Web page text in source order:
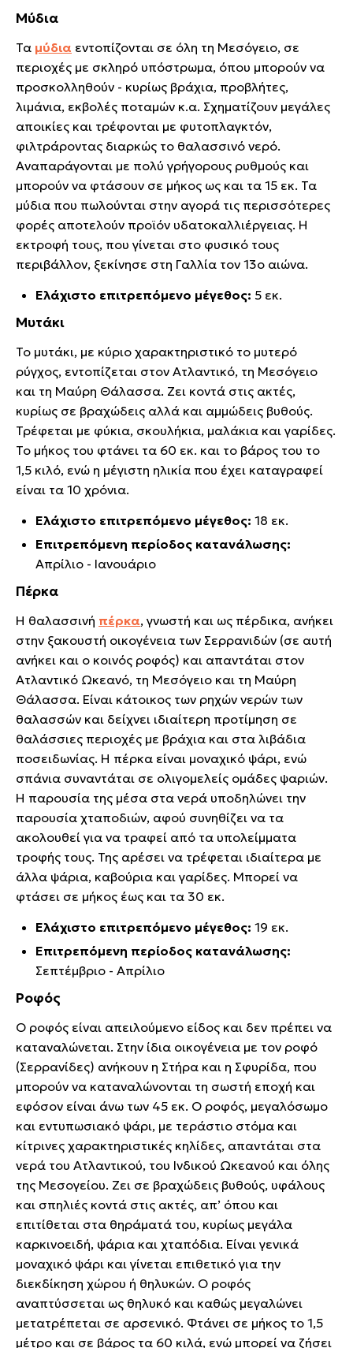
Μύδια
Τα μύδια εντοπίζονται σε όλη τη Μεσόγειο, σε
περιοχές με σκληρό υπόστρωμα, όπου μπορούν να
προσκολληθούν - κυρίως βράχια, προβλήτες,
λιμάνια, εκβολές ποταμών κ.α. Σχηματίζουν μεγάλες
αποικίες και τρέφονται με φυτοπλαγκτόν,
φιλτράροντας διαρκώς το θαλασσινό νερό.
Αναπαράγονται με πολύ γρήγορους ρυθμούς και
μπορούν να φτάσουν σε μήκος ως και τα 15 εκ. Τα
μύδια που πωλούνται στην αγορά τις περισσότερες
φορές αποτελούν προϊόν υδατοκαλλιέργειας. Η
εκτροφή τους, που γίνεται στο φυσικό τους
περιβάλλον, ξεκίνησε στη Γαλλία τον 13ο αιώνα.
Ελάχιστο επιτρεπόμενο μέγεθος: 5 εκ.
Μυτάκι
Το μυτάκι, με κύριο χαρακτηριστικό το μυτερό
ρύγχος, εντοπίζεται στον Ατλαντικό, τη Μεσόγειο
και τη Μαύρη Θάλασσα. Ζει κοντά στις ακτές,
κυρίως σε βραχώδεις αλλά και αμμώδεις βυθούς.
Τρέφεται με φύκια, σκουλήκια, μαλάκια και γαρίδες.
Το μήκος του φτάνει τα 60 εκ. και το βάρος του το
1,5 κιλό, ενώ η μέγιστη ηλικία που έχει καταγραφεί
είναι τα 10 χρόνια.
Ελάχιστο επιτρεπόμενο μέγεθος: 18 εκ.
Επιτρεπόμενη περίοδος κατανάλωσης:
Απρίλιο - Ιανουάριο
Πέρκα
Η θαλασσινή πέρκα, γνωστή και ως πέρδικα, ανήκει
στην ξακουστή οικογένεια των Σερρανιδών (σε αυτή
ανήκει και ο κοινός ροφός) και απαντάται στον
Ατλαντικό Ωκεανό, τη Μεσόγειο και τη Μαύρη
Θάλασσα. Είναι κάτοικος των ρηχών νερών των
θαλασσών και δείχνει ιδιαίτερη προτίμηση σε
θαλάσσιες περιοχές με βράχια και στα λιβάδια
ποσειδωνίας. Η πέρκα είναι μοναχικό ψάρι, ενώ
σπάνια συναντάται σε ολιγομελείς ομάδες ψαριών.
Η παρουσία της μέσα στα νερά υποδηλώνει την
παρουσία χταποδιών, αφού συνηθίζει να τα
ακολουθεί για να τραφεί από τα υπολείμματα
τροφής τους. Της αρέσει να τρέφεται ιδιαίτερα με
άλλα ψάρια, καβούρια και γαρίδες. Μπορεί να
φτάσει σε μήκος έως και τα 30 εκ.
Ελάχιστο επιτρεπόμενο μέγεθος: 19 εκ.
Επιτρεπόμενη περίοδος κατανάλωσης:
Σεπτέμβριο - Απρίλιο
Ροφός
Ο ροφός είναι απειλούμενο είδος και δεν πρέπει να
καταναλώνεται. Στην ίδια οικογένεια με τον ροφό
(Σερρανίδες) ανήκουν η Στήρα και η Σφυρίδα, που
μπορούν να καταναλώνονται τη σωστή εποχή και
εφόσον είναι άνω των 45 εκ. Ο ροφός, μεγαλόσωμο
και εντυπωσιακό ψάρι, με τεράστιο στόμα και
κίτρινες χαρακτηριστικές κηλίδες, απαντάται στα
νερά του Ατλαντικού, του Ινδικού Ωκεανού και όλης
της Μεσογείου. Ζει σε βραχώδεις βυθούς, υφάλους
και σπηλιές κοντά στις ακτές, απ’ όπου και
επιτίθεται στα θηράματά του, κυρίως μεγάλα
καρκινοειδή, ψάρια και χταπόδια. Είναι γενικά
μοναχικό ψάρι και γίνεται επιθετικό για την
διεκδίκηση χώρου ή θηλυκών. Ο ροφός
αναπτύσσεται ως θηλυκό και καθώς μεγαλώνει
μετατρέπεται σε αρσενικό. Φτάνει σε μήκος το 1,5
μέτρο και σε βάρος τα 60 κιλά, ενώ μπορεί να ζήσει